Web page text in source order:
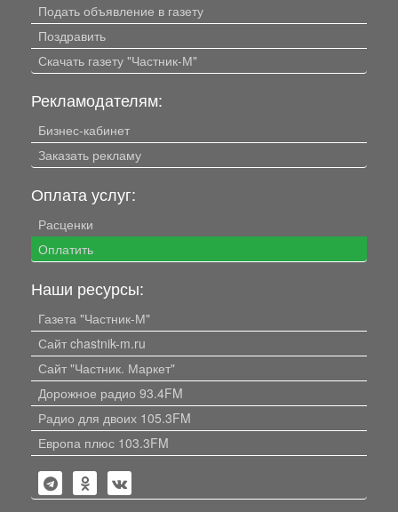
Подать объявление в газету
Поздравить
Скачать газету "Частник-М"
Рекламодателям:
Бизнес-кабинет
Заказать рекламу
Оплата услуг:
Расценки
Оплатить
Наши ресурсы:
Газета "Частник-М"
Сайт chastnik-m.ru
Сайт "Частник. Маркет"
Дорожное радио 93.4FM
Радио для двоих 105.3FM
Европа плюс 103.3FM